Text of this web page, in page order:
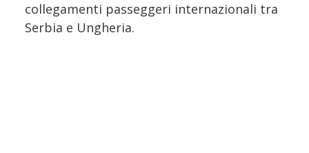
collegamenti passeggeri internazionali tra
Serbia e Ungheria.